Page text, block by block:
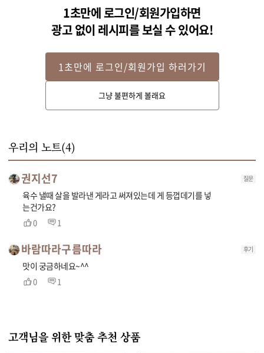
냄비에 물 6컵과 다시마, 대파(파란 부분), 청주, 게살을 발라낸 껍데기를 넣
고 끓여주세요. 물이 끓으면 다시마를 건져내고, 15분정도 더 끓여 국물이 우
러나면 건더기를 걸러 육수를 만들어주세요.
1초만에 로그인/회원가입하면
광고 없이 레시피를 보실 수 있어요!
1초만에 로그인/회원가입 하러가기
그냥 불편하게 볼래요
우리의 노트(4)
권지선7 질문
육수 낼때 살을 발라낸 게라고 써져있는데 게 등껍데기를 넣
는건가요?
0 1
바람따라구름따라 후기
맛이 궁금하네요~^^
0 1
고객님을 위한 맞춤 추천 상품